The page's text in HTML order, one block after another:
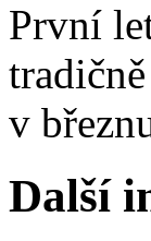
První
v
Další